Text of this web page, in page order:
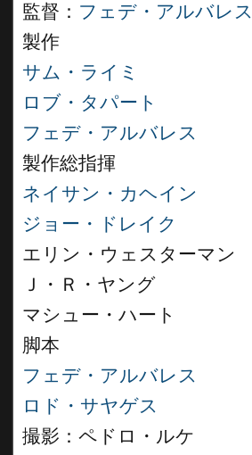
監督： フェデ・アルバレス
製作
サム・ライミ
ロブ・タパート
フェデ・アルバレス
製作総指揮
ネイサン・カヘイン
ジョー・ドレイク
エリン・ウェスターマン
Ｊ・Ｒ・ヤング
マシュー・ハート
脚本
フェデ・アルバレス
ロド・サヤゲス
撮影：ペドロ・ルケ